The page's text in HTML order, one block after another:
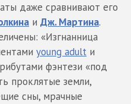
даже сравнивают его
и Дж. Мартина.
«Изгнанница
young adult и
фэнтези «под
проклятые земли,
сны, мрачные